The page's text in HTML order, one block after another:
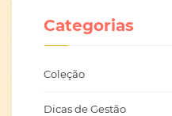
Categorias
Coleção
Dicas de Gestão